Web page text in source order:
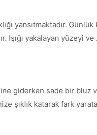
yansıtmaktadır.
Işığı yakalayan yüzeyi
giderken sade bir
şıklık katarak fark